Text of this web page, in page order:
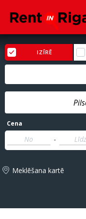
IZĪRĒ
Cena
-
Meklēšana kartē